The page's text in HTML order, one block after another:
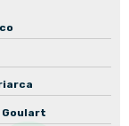
Goulart